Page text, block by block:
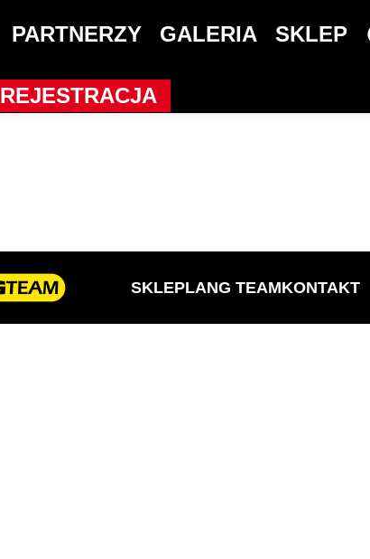
PARTNERZY GALERIA SKLEP
REJESTRACJA
SKLEPLANG TEAMKONTAKT